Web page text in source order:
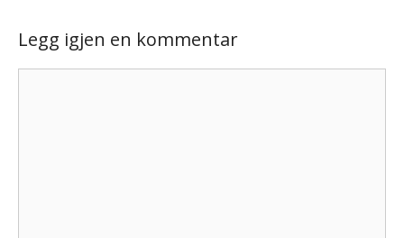
Legg igjen en kommentar